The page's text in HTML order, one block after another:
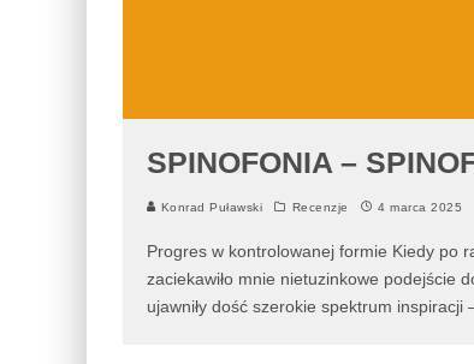
SPINOFONIA –
Konrad Puławski Recenzje 4 marca 2025
Progres w kontrolowanej formie Kiedy po
zaciekawiło mnie nietuzinkowe podejście
ujawniły dość szerokie spektrum